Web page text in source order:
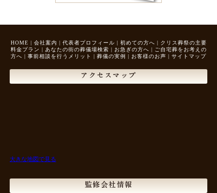
HOME | 会社案内 | 代表者プロフィール | 初めての方へ | クリス葬祭の主要
料金プラン | あなたの街の葬儀場検索 | お急ぎの方へ | ご自宅葬をお考えの
方へ | 事前相談を行うメリット | 葬儀の実例 | お客様のお声 | サイトマップ
アクセスマップ
大きな地図で見る
監修会社情報